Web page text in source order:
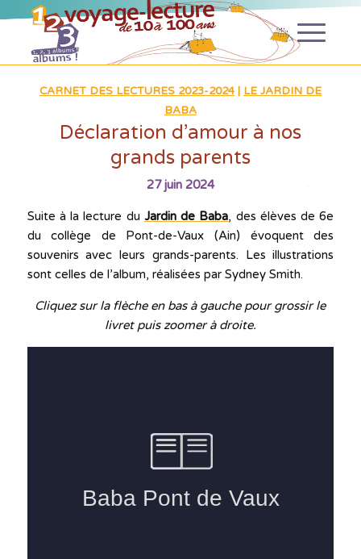
CARNET DES LECTURES 2023-2024| LE JARDIN DE
BABA
Déclaration d’amour à nos
grands parents
27 juin 2024
Suite à la lecture du Jardin de Baba, des élèves de 6e
du collège de Pont-de-Vaux (Ain) évoquent des
souvenirs avec leurs grands-parents. Les illustrations
sont celles de l’album, réalisées par Sydney Smith.
Cliquez sur la flèche en bas à gauche pour grossir le
livret puis zoomer à droite.